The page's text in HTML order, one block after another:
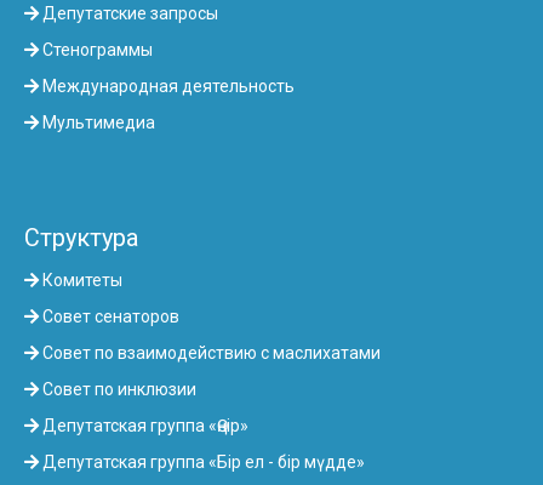
Депутатские запросы
Стенограммы
Международная деятельность
Мультимедиа
Структура
Комитеты
Совет сенаторов
Совет по взаимодействию с маслихатами
Совет по инклюзии
Депутатская группа «Өңір»
Депутатская группа «Бір ел - бір мүдде»